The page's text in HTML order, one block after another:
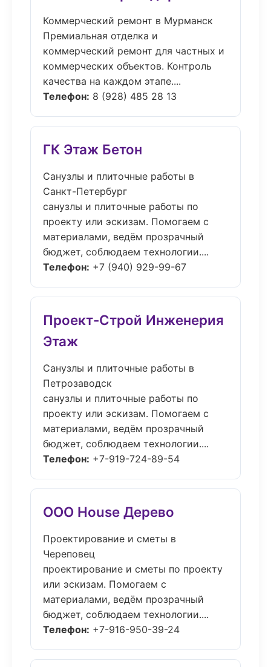
Коммерческий ремонт в Мурманск
Премиальная отделка и
коммерческий ремонт для частных и
коммерческих объектов. Контроль
качества на каждом этапе....
Телефон: 8 (928) 485 28 13
ГК Этаж Бетон
Санузлы и плиточные работы в
Санкт-Петербург
санузлы и плиточные работы по
проекту или эскизам. Помогаем с
материалами, ведём прозрачный
бюджет, соблюдаем технологии....
Телефон: +7 (940) 929-99-67
Проект-Строй Инженерия
Этаж
Санузлы и плиточные работы в
Петрозаводск
санузлы и плиточные работы по
проекту или эскизам. Помогаем с
материалами, ведём прозрачный
бюджет, соблюдаем технологии....
Телефон: +7-919-724-89-54
ООО House Дерево
Проектирование и сметы в
Череповец
проектирование и сметы по проекту
или эскизам. Помогаем с
материалами, ведём прозрачный
бюджет, соблюдаем технологии....
Телефон: +7-916-950-39-24